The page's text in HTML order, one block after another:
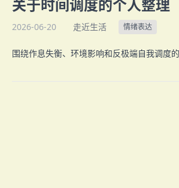
关于时间调度的个人整理
2026-06-20 走近生活 情绪表达
围绕作息失衡、环境影响和反极端自我调度的